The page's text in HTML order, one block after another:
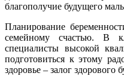
благополучие будущего
Планирование
семейному счастью. В
специалисты высокой
подготовиться к этому
здоровье – залог здорового